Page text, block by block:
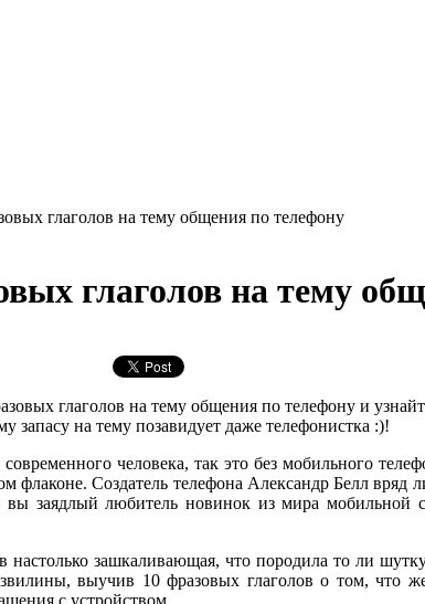
глаголов на тему общения по телефону
глаголов на тему
глаголов на тему общения по телефону и
запасу на тему позавидует даже телефонистка :)!
современного человека, так это без мобильного
флаконе. Создатель телефона Александр Белл
вы заядлый любитель новинок из мира мобильной
настолько зашкаливающая, что породила то ли
выучив 10 фразовых глаголов о том, что
с устройством.